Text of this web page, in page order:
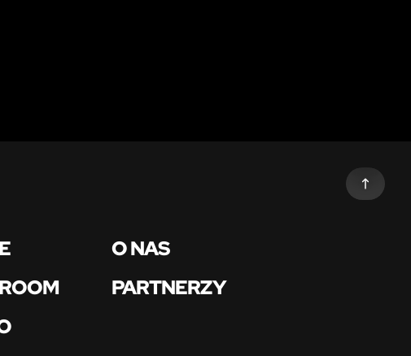
O NAS
PARTNERZY